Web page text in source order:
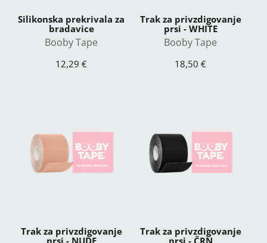
Silikonska prekrivala za
bradavice
Booby Tape
12,29 €
Trak za privzdigovanje
prsi - WHITE
Booby Tape
18,50 €
Trak za privzdigovanje
prsi - NUDE
Trak za privzdigovanje
prsi - ČRN